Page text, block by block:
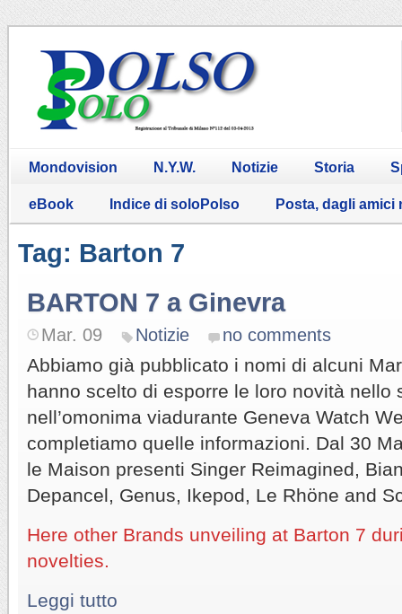
Mondovision N.Y.W. Notizie Storia
eBook Indice di soloPolso Posta, dagli amici
Tag: Barton 7
BARTON 7 a Ginevra
Mar. 09 Notizie no comments
Abbiamo già pubblicato i nomi di alcuni
hanno scelto di esporre le loro novità nello
nell’omonima viadurante Geneva Watch
completiamo quelle informazioni. Dal 30
le Maison presenti Singer Reimagined,
Depancel, Genus, Ikepod, Le Rhöne and
Here other Brands unveiling at Barton 7
novelties.
Leggi tutto